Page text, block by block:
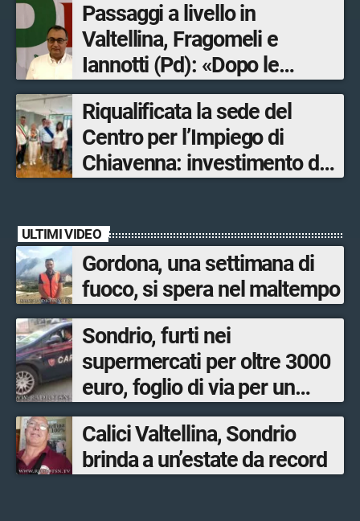
Passaggi a livello in
Valtellina, Fragomeli e
Iannotti (Pd): «Dopo le
Olimpiadi solo un terzo delle
opere sostitutive sarà
ultimato entro il 2026»
Riqualificata la sede del
Centro per l’Impiego di
Chiavenna: investimento da
ULTIMI VIDEO
Gordona, una settimana di
fuoco, si spera nel maltempo
Sondrio, furti nei
supermercati per oltre 3000
euro, foglio di via per un
ventinovenne
Calici Valtellina, Sondrio
brinda a un’estate da record